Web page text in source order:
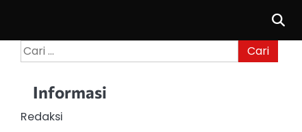
Cari
untuk:
Informasi
Redaksi